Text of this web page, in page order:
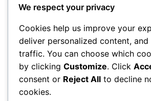
частина цих функцій, крім
людей. Очевидно, що
2026-05-30
We respect your privacy
Cookies help us improve your
deliver personalized content, and
traffic. You can choose which
by clicking Customize. Click
consent or Reject All to decline
cookies.